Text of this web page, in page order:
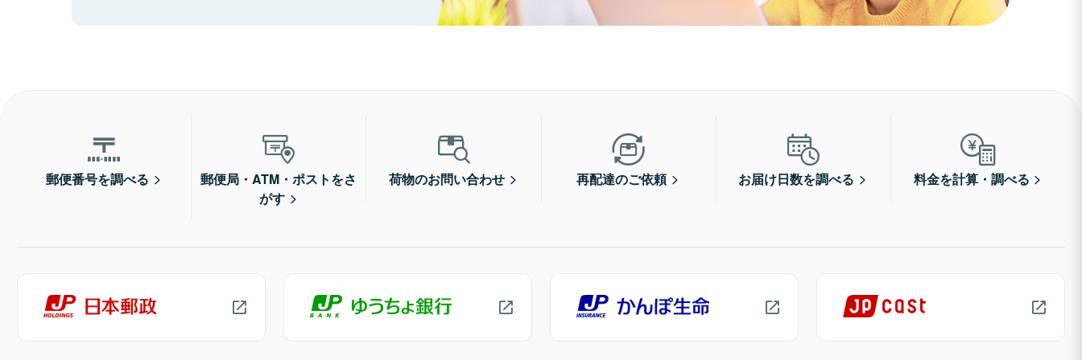
郵便番号を調べる
郵便局・ATM・ポストをさ
がす
荷物のお問い合わせ 再配達のご依頼 お届け日数を調べる 料金を計算・調べる